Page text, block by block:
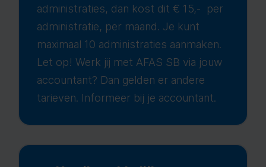
administraties, dan kost dit € 15,- per
administratie, per maand. Je kunt
maximaal 10 administraties aanmaken.
Let op! Werk jij met AFAS SB via jouw
accountant? Dan gelden er andere
tarieven. Informeer bij je accountant.